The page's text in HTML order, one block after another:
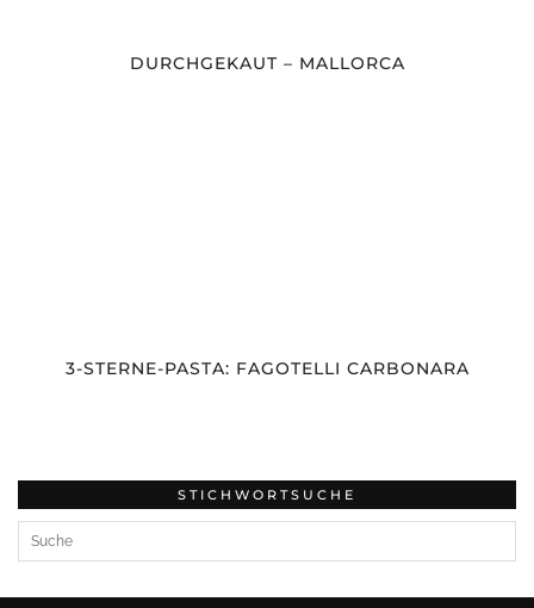
DURCHGEKAUT – MALLORCA
3-STERNE-PASTA: FAGOTELLI CARBONARA
STICHWORTSUCHE